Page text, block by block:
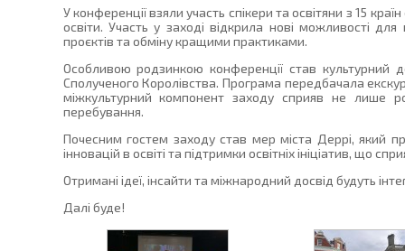
У конференції взяли участь спікери та освітяни з 15
освіти. Участь у заході відкрила нові можливості
проєктів та обміну кращими практиками.
Особливою родзинкою конференції став культурний
Сполученого Королівства. Програма передбачала
міжкультурний компонент заходу сприяв не лише
перебування.
Почесним гостем заходу став мер міста Деррі, який
інновацій в освіті та підтримки освітніх ініціатив, що
Отримані ідеї, інсайти та міжнародний досвід будуть
Далі буде!